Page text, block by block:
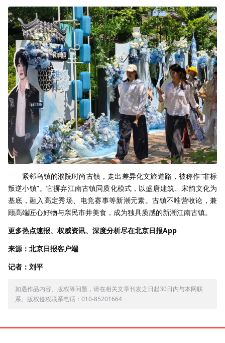
紧邻乌镇的濮院时尚古镇，走出差异化文旅道路，被称作“非标
叛逆小镇”。它摒弃江南古镇同质化模式，以盛唐建筑、宋韵文化为
基底，融入高定秀场、电竞赛事等新潮元素。古镇不唯营收论，兼
顾高端匠心好物与亲民市井美食，成为独具质感的新潮江南古镇。
更多热点速报、权威资讯、深度分析尽在北京日报App
来源：北京日报客户端
记者：刘平
如遇作品内容、版权等问题，请在相关文章刊发之日起30日内与本网联
系。版权侵权联系电话：010-85201664